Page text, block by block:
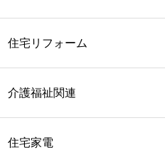
住宅リフォーム
介護福祉関連
住宅家電